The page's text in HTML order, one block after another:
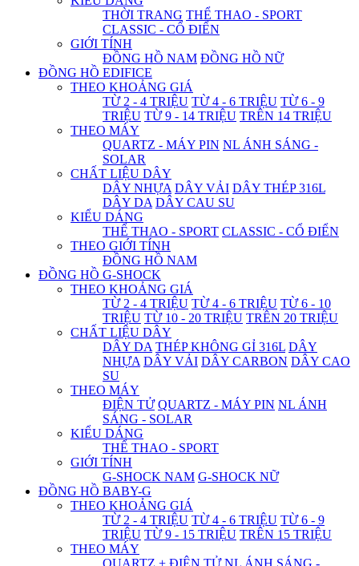
THỜI TRANG THỂ THAO - SPORT
CLASSIC - CỔ ĐIỂN
GIỚI TÍNH
ĐỒNG HỒ NAM ĐỒNG HỒ NỮ
ĐỒNG HỒ EDIFICE
THEO KHOẢNG GIÁ
TỪ 2 - 4 TRIỆU TỪ 4 - 6 TRIỆU TỪ 6 - 9
TRIỆU TỪ 9 - 14 TRIỆU TRÊN 14 TRIỆU
THEO MÁY
QUARTZ - MÁY PIN NL ÁNH SÁNG -
SOLAR
CHẤT LIỆU DÂY
DÂY NHỰA DÂY VẢI DÂY THÉP 316L
DÂY DA DÂY CAU SU
KIỂU DÁNG
THỂ THAO - SPORT CLASSIC - CỔ ĐIỂN
THEO GIỚI TÍNH
ĐỒNG HỒ NAM
ĐỒNG HỒ G-SHOCK
THEO KHOẢNG GIÁ
TỪ 2 - 4 TRIỆU TỪ 4 - 6 TRIỆU TỪ 6 - 10
TRIỆU TỪ 10 - 20 TRIỆU TRÊN 20 TRIỆU
CHẤT LIỆU DÂY
DÂY DA THÉP KHÔNG GỈ 316L DÂY
NHỰA DÂY VẢI DÂY CARBON DÂY CAO
SU
THEO MÁY
ĐIỆN TỬ QUARTZ - MÁY PIN NL ÁNH
SÁNG - SOLAR
KIỂU DÁNG
THỂ THAO - SPORT
GIỚI TÍNH
G-SHOCK NAM G-SHOCK NỮ
ĐỒNG HỒ BABY-G
THEO KHOẢNG GIÁ
TỪ 2 - 4 TRIỆU TỪ 4 - 6 TRIỆU TỪ 6 - 9
TRIỆU TỪ 9 - 15 TRIỆU TRÊN 15 TRIỆU
THEO MÁY
QUARTZ + ĐIỆN TỬ NL ÁNH SÁNG -